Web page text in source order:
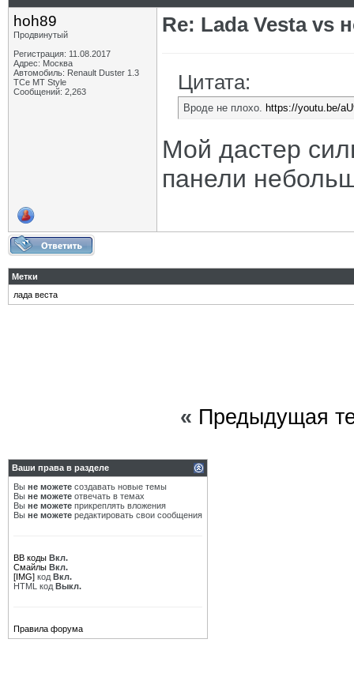
hoh89
Продвинутый
Регистрация: 11.08.2017
Адрес: Москва
Автомобиль: Renault Duster 1.3
TCe MT Style
Сообщений: 2,263
Re: Lada Vesta vs
Цитата:
Вроде не плохо. https://youtu.be/
Мой дастер
панели
Метки
лада веста
« Предыдущая
Ваши права в разделе
Вы не можете создавать новые темы
Вы не можете отвечать в темах
Вы не можете прикреплять вложения
Вы не можете редактировать свои сообщения
BB коды Вкл.
Смайлы Вкл.
[IMG] код Вкл.
HTML код Выкл.
Правила форума